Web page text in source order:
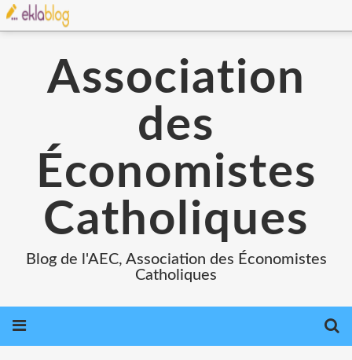
Association
des
Économistes
Catholiques
Blog de l'AEC, Association des Économistes
Catholiques